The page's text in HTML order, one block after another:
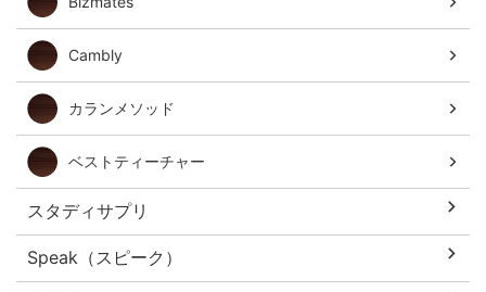
Cambly
カランメソッド
ベストティーチャー
スタディサプリ
Speak（スピーク）